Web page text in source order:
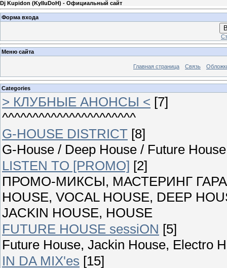
Dj Kupidon (KyIIuDoH) - Официальный сайт
Форма входа
Меню сайта
Главная страница Связь
Categories
> КЛУБНЫЕ АНОНСЫ < [7]
^^^^^^^^^^^^^^^^^^^^^^
G-HOUSE DISTRICT [8]
G-House / Deep House / Future
LISTEN TO [PROMO] [2]
ПРОМО-МИКСЫ, МАСТЕРИНГ
HOUSE, VOCAL HOUSE, DEEP
JACKIN HOUSE, HOUSE
FUTURE HOUSE sessiON [5]
Future House, Jackin House, Electro
IN DA MIX'es [15]